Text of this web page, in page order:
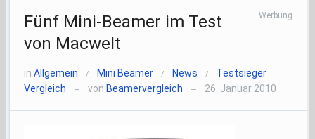
Fünf Mini-Beamer im Test
von Macwelt
Werbung
inAllgemein / Mini Beamer / News /
Testsieger
Vergleich
— von Beamervergleich — 26. Januar 2010